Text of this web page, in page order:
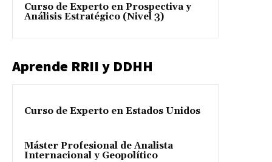
Curso de Experto en Prospectiva y
Análisis Estratégico (Nivel 3)
Aprende RRII y DDHH
Curso de Experto en Estados Unidos
Máster Profesional de Analista
Internacional y Geopolítico